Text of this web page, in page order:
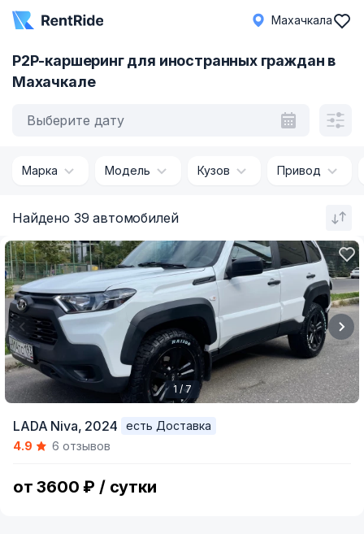
Махачкала
P2P-каршеринг для иностранных граждан в
Махачкале
Выберите дату
Марка Модель Кузов Привод
Найдено 39 автомобилей
of
1 / 7
LADA Niva, 2024
есть Доставка
4.9
6 отзывов
от 3600 ₽ / сутки